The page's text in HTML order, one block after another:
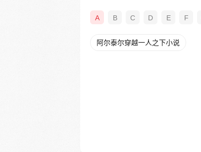
A B C D E F
阿尔泰尔穿越一人之下小说